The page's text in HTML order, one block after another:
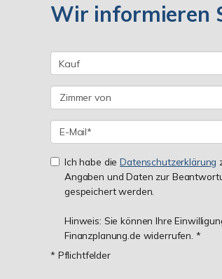
Wir informieren
Ich habe dieDatenschutzerklärung
Angaben und Daten zur
gespeichert werden.
Hinweis: Sie können Ihre
Finanzplanung.de widerrufen. *
* Pflichtfelder